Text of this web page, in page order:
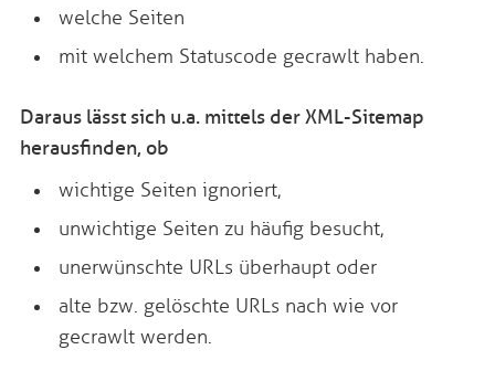
welche Seiten
mit welchem Statuscode gecrawlt haben.
Daraus lässt sich u.a. mittels der XML-Sitemap
herausfinden, ob
wichtige Seiten ignoriert,
unwichtige Seiten zu häufig besucht,
unerwünschte URLs überhaupt oder
alte bzw. gelöschte URLs nach wie vor
gecrawlt werden.